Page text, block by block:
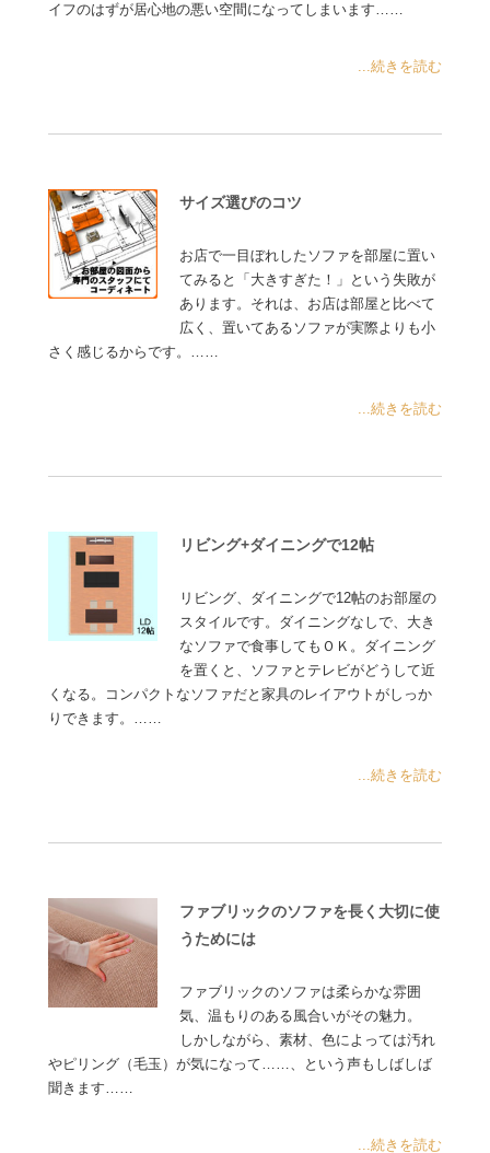
イフのはずが居心地の悪い空間になってしまいます……
...続きを読む
サイズ選びのコツ
お店で一目ぼれしたソファを部屋に置い
てみると「大きすぎた！」という失敗が
あります。それは、お店は部屋と比べて
広く、置いてあるソファが実際よりも小
さく感じるからです。……
...続きを読む
リビング+ダイニングで12帖
リビング、ダイニングで12帖のお部屋の
スタイルです。ダイニングなしで、大き
なソファで食事してもＯＫ。ダイニング
を置くと、ソファとテレビがどうして近
くなる。コンパクトなソファだと家具のレイアウトがしっか
りできます。……
...続きを読む
ファブリックのソファを長く大切に使
うためには
ファブリックのソファは柔らかな雰囲
気、温もりのある風合いがその魅力。
しかしながら、素材、色によっては汚れ
やピリング（毛玉）が気になって……、という声もしばしば
聞きます……
...続きを読む